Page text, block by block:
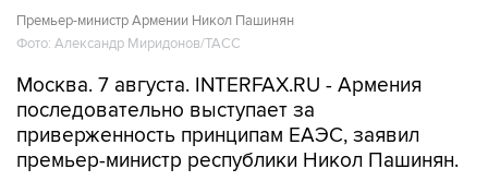
Премьер-министр Армении Никол Пашинян
Фото: Александр Миридонов/ТАСС
Москва. 7 августа. INTERFAX.RU - Армения
последовательно выступает за
приверженность принципам ЕАЭС, заявил
премьер-министр республики Никол Пашинян.